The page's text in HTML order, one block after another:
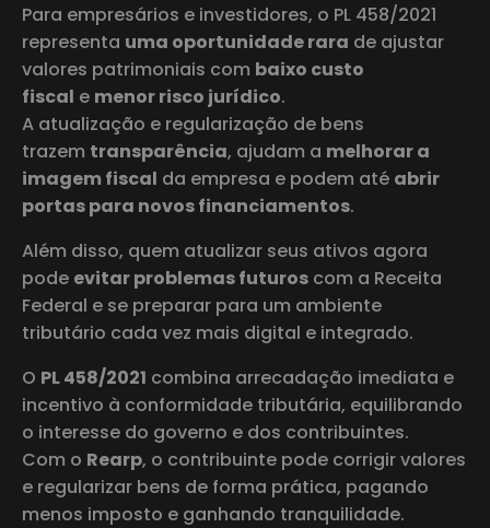
Para empresários e investidores, o PL 458/2021
representa uma oportunidade rara de ajustar
valores patrimoniais com baixo custo
fiscal e menor risco jurídico.
A atualização e regularização de bens
trazem transparência, ajudam a melhorar a
imagem fiscal da empresa e podem até abrir
portas para novos financiamentos.
Além disso, quem atualizar seus ativos agora
pode evitar problemas futuros com a Receita
Federal e se preparar para um ambiente
tributário cada vez mais digital e integrado.
O PL 458/2021 combina arrecadação imediata e
incentivo à conformidade tributária, equilibrando
o interesse do governo e dos contribuintes.
Com o Rearp, o contribuinte pode corrigir valores
e regularizar bens de forma prática, pagando
menos imposto e ganhando tranquilidade.